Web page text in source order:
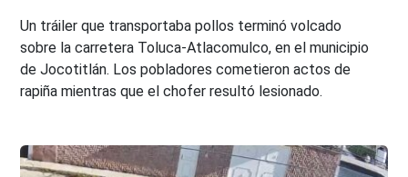
Un tráiler que transportaba pollos terminó volcado
sobre la carretera Toluca-Atlacomulco, en el municipio
de Jocotitlán. Los pobladores cometieron actos de
rapiña mientras que el chofer resultó lesionado.